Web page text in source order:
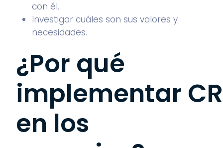
con él.
Investigar cuáles son sus valores y
necesidades.
¿Por qué
implementar
en los